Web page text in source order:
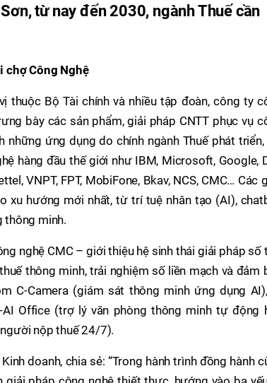
từ nay đến 2030, ngành Thuế cần
chợ Công Nghệ
thuộc Bộ Tài chính và nhiều tập đoàn, công ty
bày các sản phẩm, giải pháp CNTT phục vụ
ứng dụng do chính ngành Thuế phát triển,
hàng đầu thế giới như IBM, Microsoft, Google,
VNPT, FPT, MobiFone, Bkav, NCS, CMC… Các
xu hướng mới nhất, từ trí tuệ nhân tạo (AI),
thông minh.
nghệ CMC – giới thiệu hệ sinh thái giải pháp số
thông minh, trải nghiệm số liền mạch và đảm
C-Camera (giám sát thông minh ứng dụng
Office (trợ lý văn phòng thông minh tự động
nộp thuế 24/7).
doanh, chia sẻ: “Trong hành trình đồng hành